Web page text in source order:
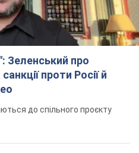
вчителям підвищать
деталі
педагогам уряд
стипендій
Трамп відповів на